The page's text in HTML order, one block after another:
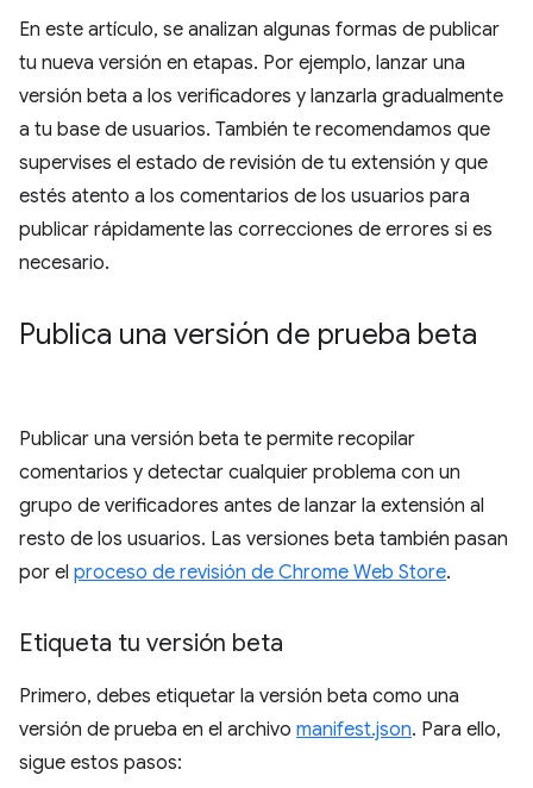
En este artículo, se analizan algunas formas de publicar
tu nueva versión en etapas. Por ejemplo, lanzar una
versión beta a los verificadores y lanzarla gradualmente
a tu base de usuarios. También te recomendamos que
supervises el estado de revisión de tu extensión y que
estés atento a los comentarios de los usuarios para
publicar rápidamente las correcciones de errores si es
necesario.
Publica una versión de prueba beta
Publicar una versión beta te permite recopilar
comentarios y detectar cualquier problema con un
grupo de verificadores antes de lanzar la extensión al
resto de los usuarios. Las versiones beta también pasan
por el proceso de revisión de Chrome Web Store.
Etiqueta tu versión beta
Primero, debes etiquetar la versión beta como una
versión de prueba en el archivo manifest.json. Para ello,
sigue estos pasos: